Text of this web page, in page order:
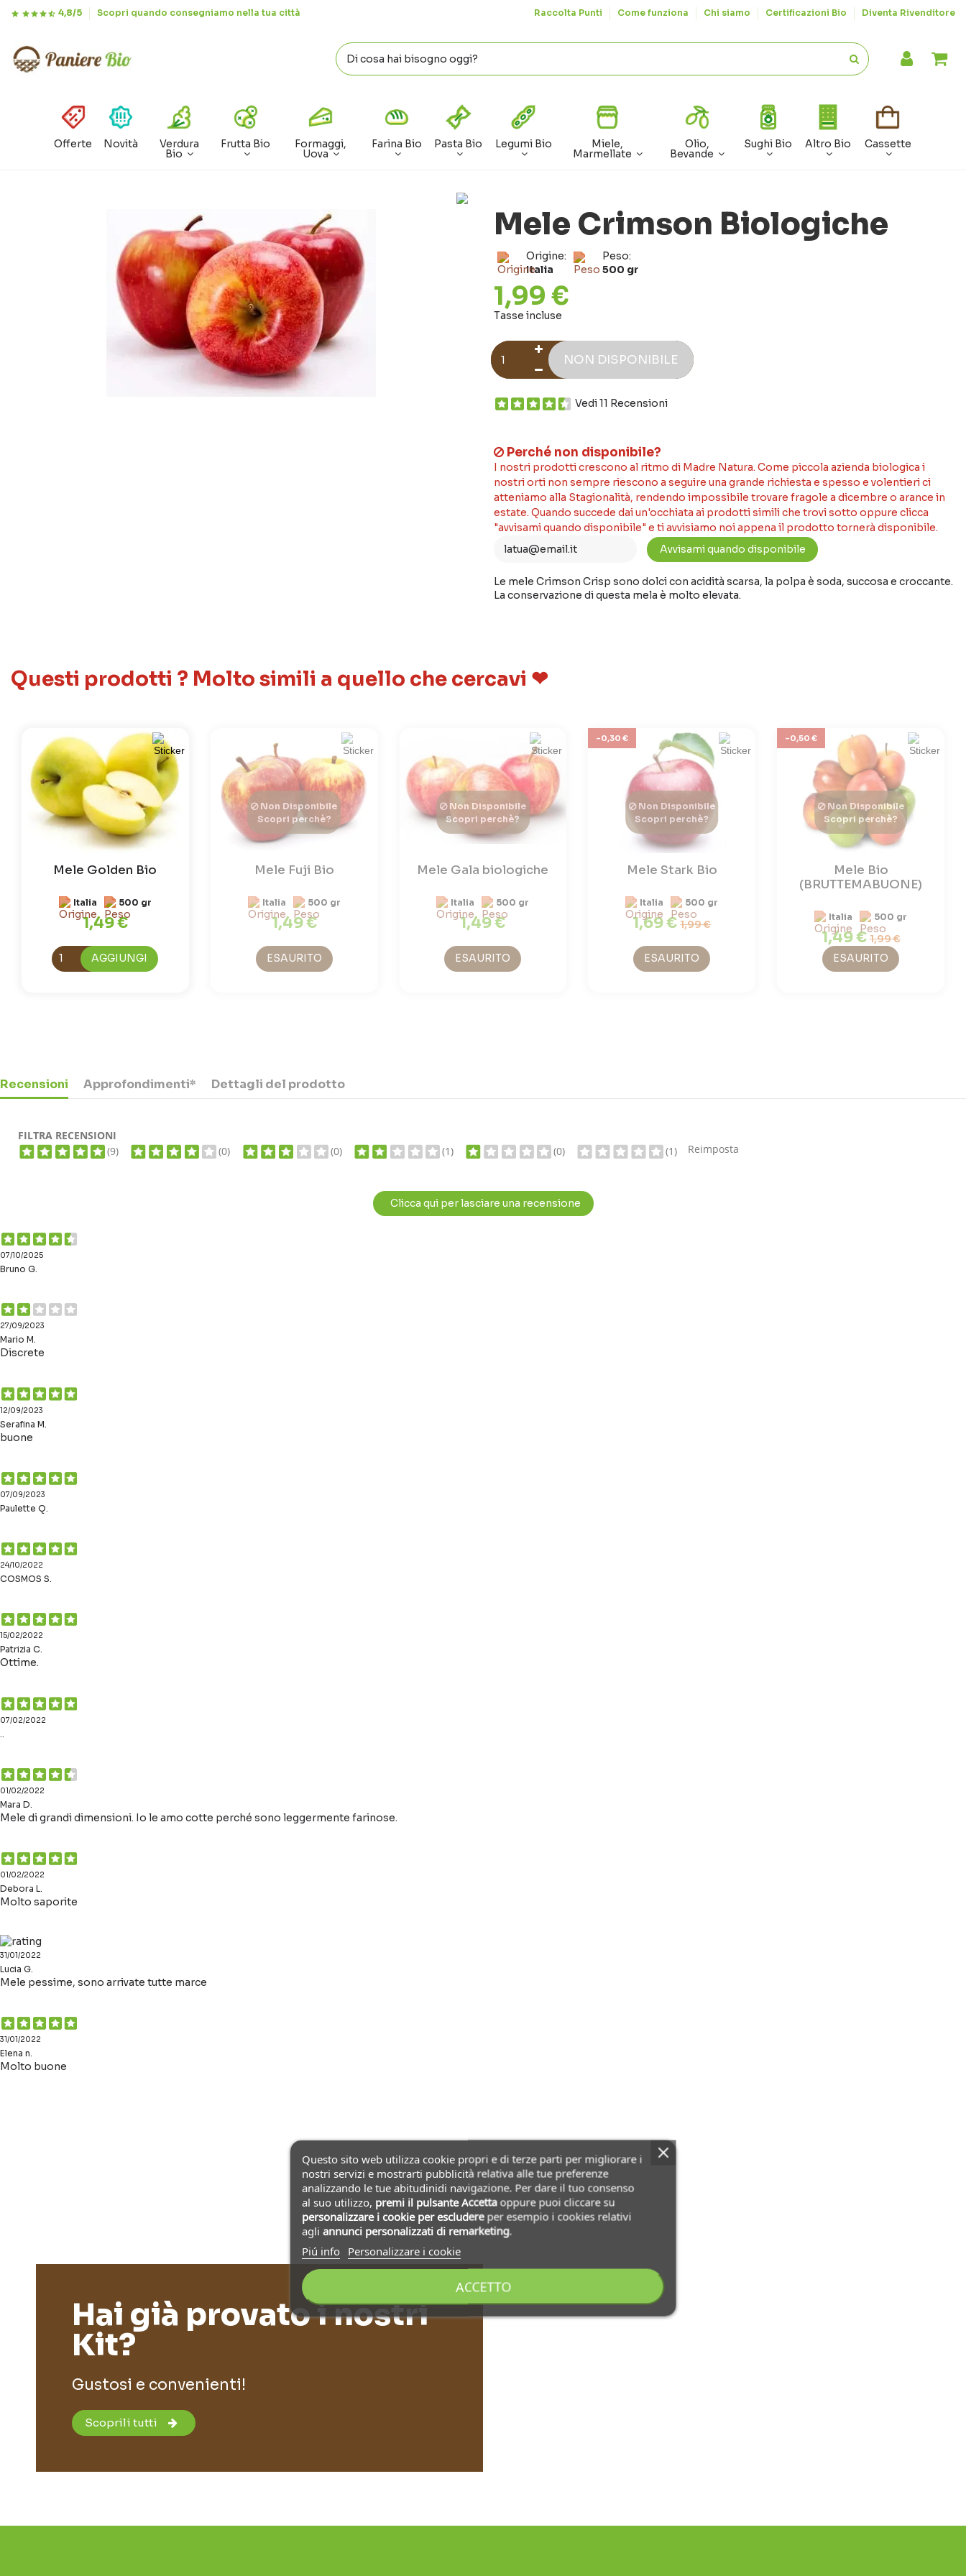
4,8/5 Scopri quando consegniamo nella tua città Raccolta Punti Come funziona Chi siamo Certificazioni Bio Diventa Rivenditore
Offerte Novità Verdura
Bio
Frutta Bio Formaggi,
Uova
Farina Bio Pasta Bio Legumi Bio Miele,
Marmellate
Olio,
Bevande
Sughi Bio Altro Bio Cassette
Mele Crimson Biologiche
Origine:
Italia
Peso:
500 gr
1,99 €
Tasse incluse
NON DISPONIBILE
Vedi 11 Recensioni
Perché non disponibile?
I nostri prodotti crescono al ritmo di Madre Natura. Come piccola azienda biologica i
nostri orti non sempre riescono a seguire una grande richiesta e spesso e volentieri ci
atteniamo alla Stagionalità, rendendo impossibile trovare fragole a dicembre o arance in
estate. Quando succede dai un'occhiata ai prodotti simili che trovi sotto oppure clicca
"avvisami quando disponibile" e ti avvisiamo noi appena il prodotto tornerà disponibile.
Le mele Crimson Crisp sono dolci con acidità scarsa, la polpa è soda, succosa e croccante.
La conservazione di questa mela è molto elevata.
Questi prodotti ? Molto simili a quello che cercavi ❤
Mele Golden Bio
Italia 500 gr
1,49 €
AGGIUNGI
Non Disponibile
Scopri perchè?
Mele Fuji Bio
Italia 500 gr
1,49 €
ESAURITO
Non Disponibile
Scopri perchè?
Mele Gala biologiche
Italia 500 gr
1,49 €
ESAURITO
-0,30 €
Non Disponibile
Scopri perchè?
Mele Stark Bio
Italia 500 gr
1,69 €1,99 €
ESAURITO
-0,50 €
Non Disponibile
Scopri perchè?
Mele Bio
(BRUTTEMABUONE)
Italia 500 gr
1,49 €1,99 €
ESAURITO
Recensioni Approfondimenti* Dettagli del prodotto
FILTRA RECENSIONI
(9)
(0) (0) (1) (0) (1) Reimposta
Clicca qui per lasciare una recensione
07/10/2025
Bruno G.
27/09/2023
Mario M.
Discrete
12/09/2023
Serafina M.
buone
07/09/2023
Paulette Q.
24/10/2022
COSMOS S.
15/02/2022
Patrizia C.
Ottime.
07/02/2022
01/02/2022
Mara D.
Mele di grandi dimensioni. Io le amo cotte perché sono leggermente farinose.
01/02/2022
Debora L.
Molto saporite
31/01/2022
Lucia G.
Mele pessime, sono arrivate tutte marce
31/01/2022
Elena n.
Molto buone
Hai già provato i nostri
Kit?
Gustosi e convenienti!
Scoprili tutti
Questo sito web utilizza cookie propri e di terze parti per migliorare i
nostri servizi e mostrarti pubblicità relativa alle tue preferenze
analizzando le tue abitudinidi navigazione. Per dare il tuo consenso
al suo utilizzo, premi il pulsante Accettaoppure puoi cliccare su
personalizzare i cookie per escludereper esempio i cookies relativi
agli annunci personalizzati di remarketing.
Piú info
Personalizzare i cookie
ACCETTO